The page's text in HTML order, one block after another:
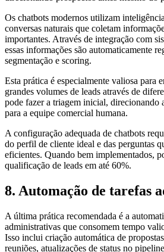
Os chatbots modernos utilizam
conversas naturais que coletam
importantes. Através de integração com
essas informações são automaticamente
segmentação e scoring.
Esta prática é especialmente valiosa para
grandes volumes de leads através de
pode fazer a triagem inicial, direcionando
para a equipe comercial humana.
A configuração adequada de chatbots
do perfil de cliente ideal e das perguntas
eficientes. Quando bem implementados,
qualificação de leads em até 60%.
8. Automação de tarefas
A última prática recomendada é a
administrativas que consomem tempo
Isso inclui criação automática de
reuniões, atualizações de status no